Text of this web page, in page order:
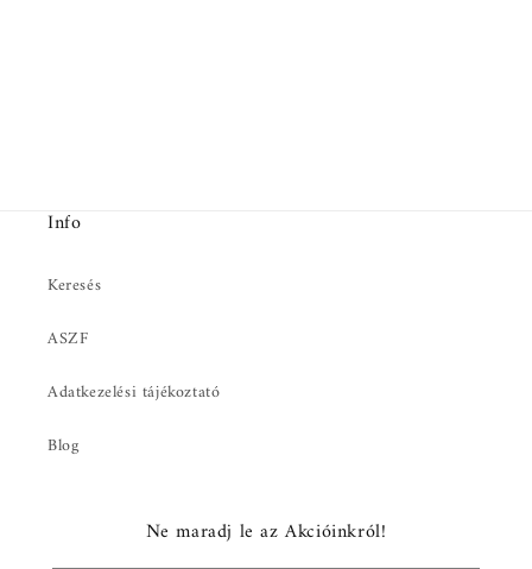
Info
Keresés
ASZF
Adatkezelési tájékoztató
Blog
Ne maradj le az Akcióinkról!